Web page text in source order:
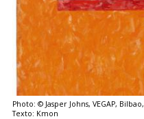
Photo: © Jasper Johns, VEGAP,
Texto: Kmon